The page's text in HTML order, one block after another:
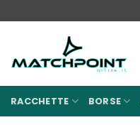
ai
RACCHETTE BORSE